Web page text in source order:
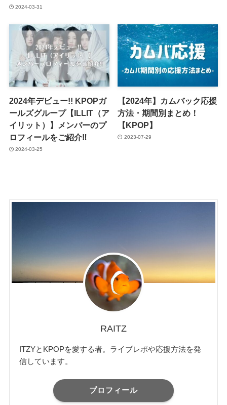
2024-03-31
2024年デビュー!! KPOPガ
ールズグループ【ILLIT（ア
イリット）】メンバーのプ
ロフィールをご紹介‼︎
2024-03-25
【2024年】カムバック応援
方法・期間別まとめ！
【KPOP】
2023-07-29
RAITZ
ITZYとKPOPを愛する者。ライブレポや応援方法を発
信しています。
プロフィール